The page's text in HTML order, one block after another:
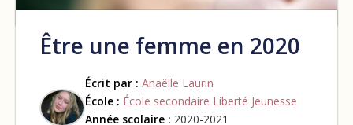
Être une femme en 2020
Écrit par : Anaëlle Laurin
École : École secondaire Liberté Jeunesse
Année scolaire : 2020-2021